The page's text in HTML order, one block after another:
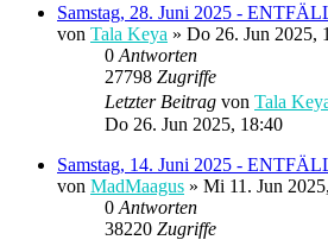
Samstag, 28. Juni 2025 -
von Tala Keya » Do 26. Jun 2025,
0 Antworten
27798 Zugriffe
Letzter Beitrag von Tala
Do 26. Jun 2025, 18:40
Samstag, 14. Juni 2025 -
von MadMaagus » Mi 11. Jun
0 Antworten
38220 Zugriffe